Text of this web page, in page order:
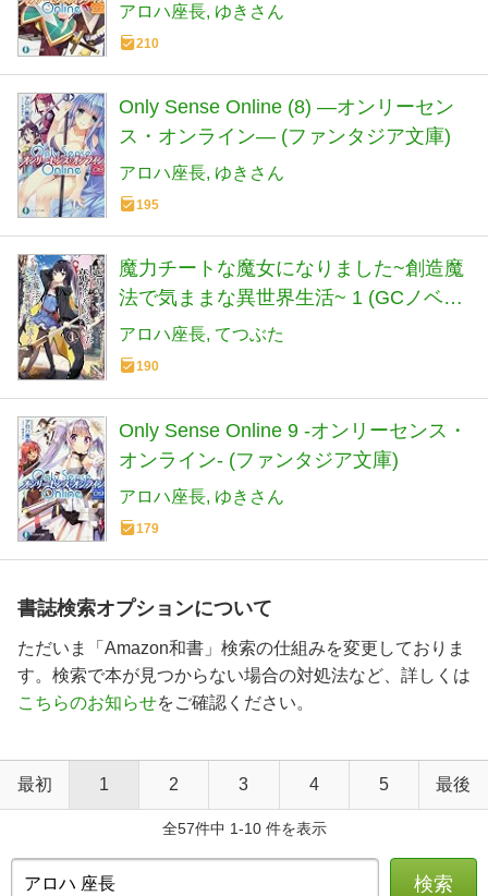
アロハ座長 ゆきさん
210
Only Sense Online (8) ―オンリーセン
ス・オンライン― (ファンタジア文庫)
アロハ座長 ゆきさん
195
魔力チートな魔女になりました~創造魔
法で気ままな異世界生活~ 1 (GCノベル
ズ)
アロハ座長 てつぶた
190
Only Sense Online 9 ‐オンリーセンス・
オンライン‐ (ファンタジア文庫)
アロハ座長 ゆきさん
179
書誌検索オプションについて
ただいま「Amazon和書」検索の仕組みを変更しておりま
す。検索で本が見つからない場合の対処法など、詳しくは
こちらのお知らせをご確認ください。
最初 1 2 3 4 5 最後
全57件中 1-10 件を表示
検索